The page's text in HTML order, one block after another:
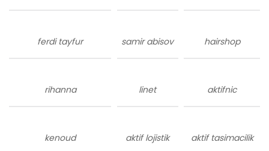
ferdi tayfur samir abisov hairshop
rihanna linet aktifnic
kenoud aktif lojistik aktif tasimacilik